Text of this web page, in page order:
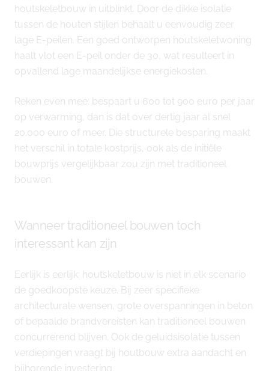
houtskeletbouw in uitblinkt. Door de dikke isolatie
tussen de houten stijlen behaalt u eenvoudig zeer
lage E-peilen. Een goed ontworpen houtskeletwoning
haalt vlot een E-peil onder de 30, wat resulteert in
opvallend lage maandelijkse energiekosten.
Reken even mee: bespaart u 600 tot 900 euro per jaar
op verwarming, dan is dat over dertig jaar al snel
20.000 euro of meer. Die structurele besparing maakt
het verschil in totale kostprijs, ook als de initiële
bouwprijs vergelijkbaar zou zijn met traditioneel
bouwen.
Wanneer traditioneel bouwen toch
interessant kan zijn
Eerlijk is eerlijk: houtskeletbouw is niet in elk scenario
de goedkoopste keuze. Bij zeer specifieke
architecturale wensen, grote overspanningen in beton
of bepaalde brandvereisten kan traditioneel bouwen
concurrerend blijven. Ook de geluidsisolatie tussen
verdiepingen vraagt bij houtbouw extra aandacht en
bijhorende investering.